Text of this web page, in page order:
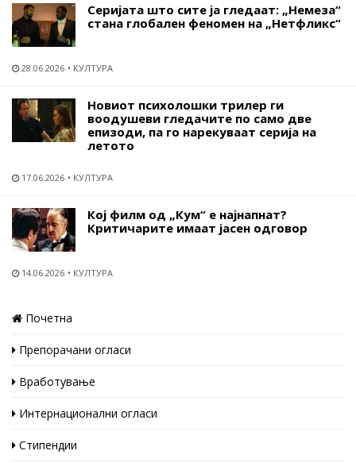
Серијата што сите ја гледаат: „Немеза“
стана глобален феномен на „Нетфликс“
28.06.2026 КУЛТУРА
Новиот психолошки трилер ги
воодушеви гледачите по само две
епизоди, па го нарекуваат серија на
летото
17.06.2026 КУЛТУРА
Кој филм од „Кум“ е најнапнат?
Критичарите имаат јасен одговор
14.06.2026 КУЛТУРА
Почетна
Препорачани огласи
Вработување
Интернационални огласи
Стипендии